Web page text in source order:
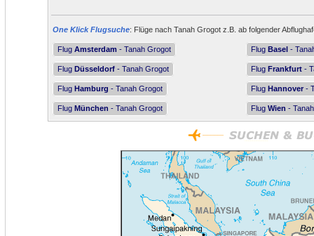
One Klick Flugsuche: Flüge nach Tanah Grogot z.B. ab folgender
Flug Amsterdam - Tanah Grogot Flug Basel -
Flug Düsseldorf - Tanah Grogot Flug Frankfurt -
Flug Hamburg - Tanah Grogot Flug Hannover -
Flug München - Tanah Grogot Flug Wien -